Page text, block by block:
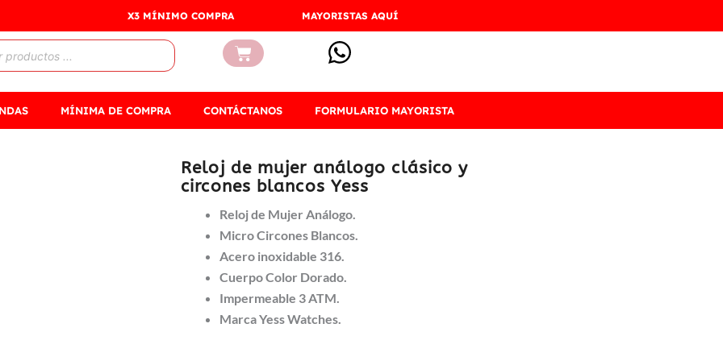
X3 MÍNIMO COMPRA MAYORISTAS AQUÍ
Carrito
MÍNIMA DE COMPRA CONTÁCTANOS FORMULARIO MAYORISTA
Reloj de mujer análogo clásico y
circones blancos Yess
Reloj de Mujer Análogo.
Micro Circones Blancos.
Acero inoxidable 316.
Cuerpo Color Dorado.
Impermeable 3 ATM.
Marca Yess Watches.